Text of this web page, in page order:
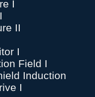
I
II
I
Field I
Induction
I